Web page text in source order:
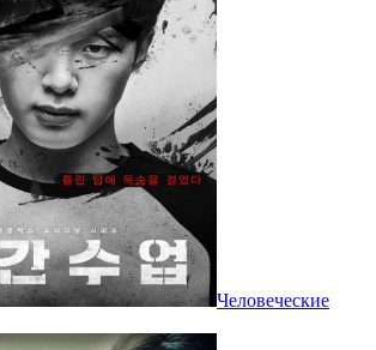
Человеческие